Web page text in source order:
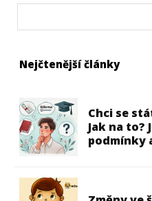
Nejčtenější články
Chci se
Jak na to?
podmínky